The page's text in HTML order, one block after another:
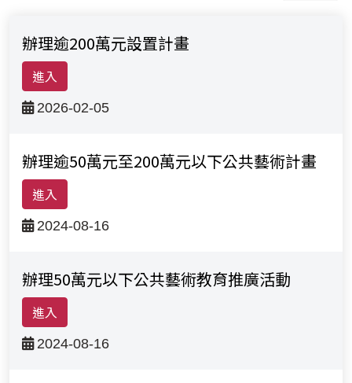
網站導覽
辦理逾200萬元設置計畫
進入
2026-02-05
辦理逾50萬元至200萬元以下公共藝術計畫
進入
2024-08-16
辦理50萬元以下公共藝術教育推廣活動
進入
2024-08-16